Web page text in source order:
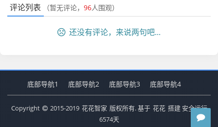
评论列表 （暂无评论， 96人围观）
还没有评论，来说两句吧...
底部导航1 底部导航2 底部导航3 底部导航4
Copyright 2015-2019 花花智家 版权所有. 基于 花花 搭建 安全运行
6574天